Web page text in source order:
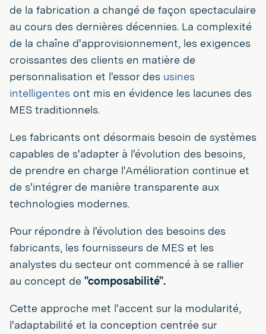
de la fabrication a changé de façon spectaculaire
au cours des dernières décennies. La complexité
de la chaîne d'approvisionnement, les exigences
croissantes des clients en matière de
personnalisation et l'essor des usines
intelligentes ont mis en évidence les lacunes des
MES traditionnels.
Les fabricants ont désormais besoin de systèmes
capables de s'adapter à l'évolution des besoins,
de prendre en charge l'Amélioration continue et
de s'intégrer de manière transparente aux
technologies modernes.
Pour répondre à l'évolution des besoins des
fabricants, les fournisseurs de MES et les
analystes du secteur ont commencé à se rallier
au concept de "composabilité".
Cette approche met l'accent sur la modularité,
l'adaptabilité et la conception centrée sur